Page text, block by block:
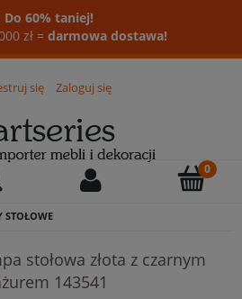
Do 60% taniej!
zł = darmowa dostawa!
się Zaloguj się
STOŁOWE
stołowa złota z czarnym
143541